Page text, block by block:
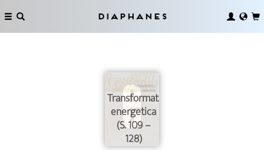
Diaphanes
Transformatio
energetica
(S. 109 –
128)